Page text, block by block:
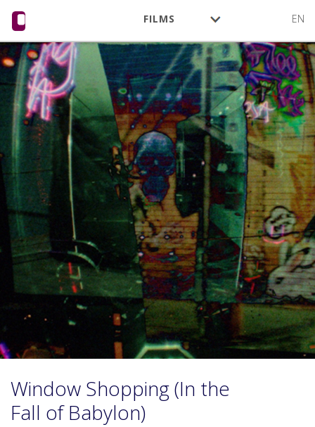
EN
FILMS
CINÉASTES
ACTIVITÉ
Window Shopping (In the
Fall of Babylon)